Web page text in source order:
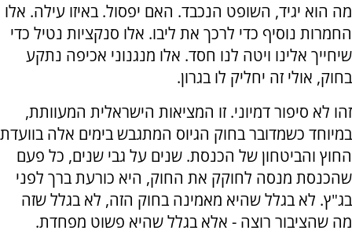
מה הוא יגיד, השופט הנכבד. האם יפסול. באיזו עילה. אלו
החמרות נוסיף כדי לרכך את ליבו. אלו סנקציות נטיל כדי
שיחייך אלינו ויטה לנו חסד. אלו מנגנוני אכיפה נתקע
בחוק, אולי זה יחליק לו בגרון.
זהו לא סיפור דמיוני. זו המציאות הישראלית המעוותת,
במיוחד כשמדובר בחוק הגיוס המתגבש בימים אלה בוועדת
החוץ והביטחון של הכנסת. שנים על גבי שנים, כל פעם
שהכנסת מנסה לחוקק את החוק, היא כורעת ברך לפני
בג"ץ. לא בגלל שהיא מאמינה בחוק הזה, לא בגלל שזה
מה שהציבור רוצה - אלא בגלל שהיא פשוט מפחדת.